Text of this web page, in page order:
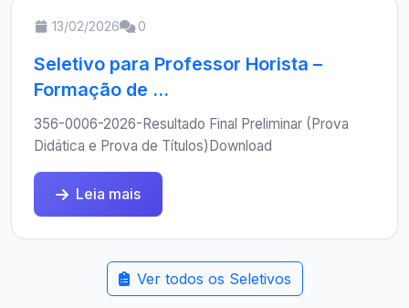
13/02/2026 0
Seletivo para Professor Horista –
Formação de ...
356-0006-2026-Resultado Final Preliminar (Prova
Didática e Prova de Títulos)Download
Leia mais
Ver todos os Seletivos